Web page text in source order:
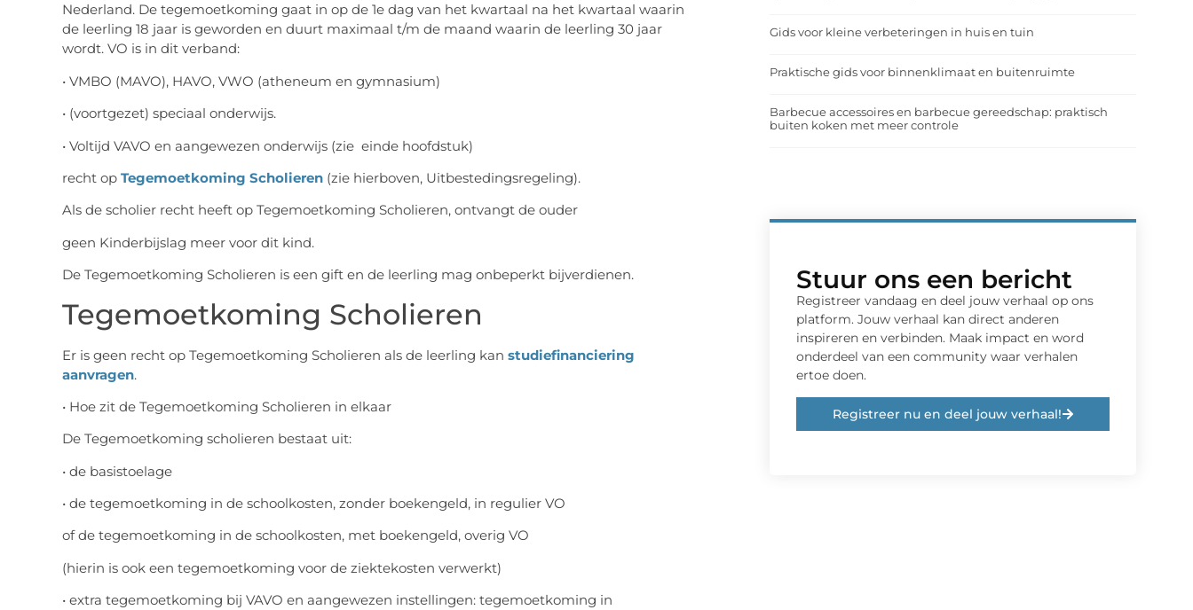
Nederland. De tegemoetkoming gaat in op de 1e dag van het kwartaal na het kwartaal waarin
de leerling 18 jaar is geworden en duurt maximaal t/m de maand waarin de leerling 30 jaar
wordt. VO is in dit verband:
• VMBO (MAVO), HAVO, VWO (atheneum en gymnasium)
• (voortgezet) speciaal onderwijs.
• Voltijd VAVO en aangewezen onderwijs (zie einde hoofdstuk)
recht op Tegemoetkoming Scholieren(zie hierboven, Uitbestedingsregeling).
Als de scholier recht heeft op Tegemoetkoming Scholieren, ontvangt de ouder
geen Kinderbijslag meer voor dit kind.
De Tegemoetkoming Scholieren is een gift en de leerling mag onbeperkt bijverdienen.
Tegemoetkoming Scholieren
Er is geen recht op Tegemoetkoming Scholieren als de leerling kan studiefinanciering
aanvragen.
• Hoe zit de Tegemoetkoming Scholieren in elkaar
De Tegemoetkoming scholieren bestaat uit:
• de basistoelage
• de tegemoetkoming in de schoolkosten, zonder boekengeld, in regulier VO
of de tegemoetkoming in de schoolkosten, met boekengeld, overig VO
(hierin is ook een tegemoetkoming voor de ziektekosten verwerkt)
• extra tegemoetkoming bij VAVO en aangewezen instellingen: tegemoetkoming in
Gids voor kleine verbeteringen in huis en tuin
Praktische gids voor binnenklimaat en buitenruimte
Barbecue accessoires en barbecue gereedschap: praktisch
buiten koken met meer controle
Stuur ons een bericht
Registreer vandaag en deel jouw verhaal op ons
platform. Jouw verhaal kan direct anderen
inspireren en verbinden. Maak impact en word
onderdeel van een community waar verhalen
ertoe doen.
Registreer nu en deel jouw verhaal!